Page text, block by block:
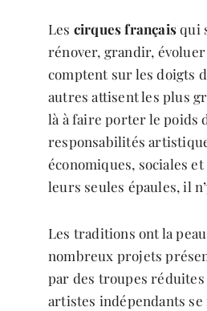
Les cirques françaisqui
rénover, grandir, évoluer
comptent sur les doigts
autres attisent les plus
là à faire porter le poids
responsabilités
économiques, sociales
leurs seules épaules, il
Les traditions ont la
nombreux projets
par des troupes réduites
artistes indépendants se